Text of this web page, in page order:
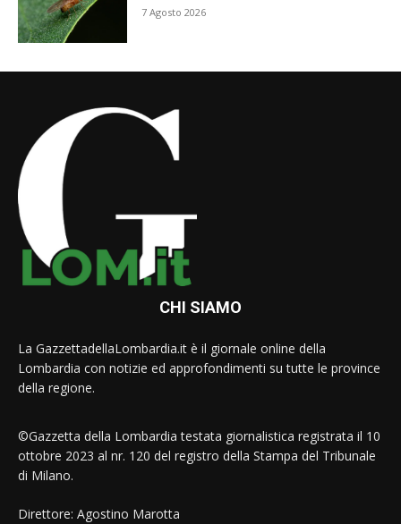
7 Agosto 2026
CHI SIAMO
La GazzettadellaLombardia.it è il giornale online della
Lombardia con notizie ed approfondimenti su tutte le province
della regione.
©Gazzetta della Lombardia testata giornalistica registrata il 10
ottobre 2023 al nr. 120 del registro della Stampa del Tribunale
di Milano.
Direttore: Agostino Marotta